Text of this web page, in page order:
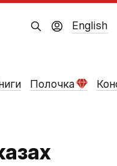
Полочка
English